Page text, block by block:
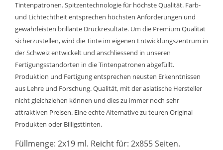
Tintenpatronen. Spitzentechnologie für höchste Qualität. Farb-
und Lichtechtheit entsprechen höchsten Anforderungen und
gewährleisten brillante Druckresultate. Um die Premium Qualität
sicherzustellen, wird die Tinte im eigenen Entwicklungszentrum in
der Schweiz entwickelt und anschliessend in unseren
Fertigungsstandorten in die Tintenpatronen abgefüllt.
Produktion und Fertigung entsprechen neusten Erkenntnissen
aus Lehre und Forschung. Qualität, mit der asiatische Hersteller
nicht gleichziehen können und dies zu immer noch sehr
attraktiven Preisen. Eine echte Alternative zu teuren Original
Produkten oder Billigsttinten.
Füllmenge: 2x19 ml. Reicht für: 2x855 Seiten.